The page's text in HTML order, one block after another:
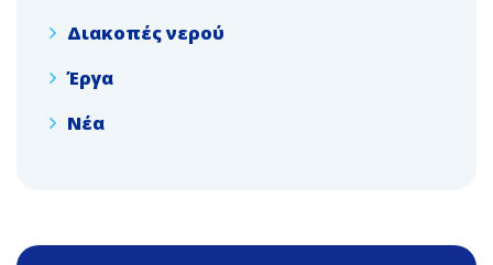
Διακοπές νερού
Έργα
Νέα